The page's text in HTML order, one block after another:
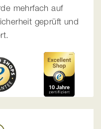
mehrfach auf
geprüft und